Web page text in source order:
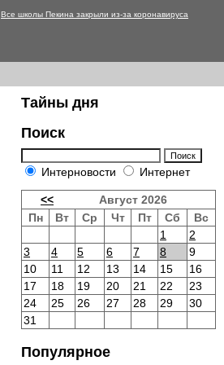
Все школы Пекина закрыли из-за коронавируса
Тайны дня
Поиск
Интерновости Интернет
<<
Август 2026
Пн
Вт Ср Чт Пт Сб
Вс
1
2
3
4 5 6 7 8
9
10
11 12 13 14 15
16
17
18 19 20 21 22
23
24
25 26 27 28 29
30
31
Популярное